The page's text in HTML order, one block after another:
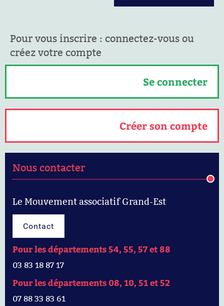
Pour vous inscrire : connectez-vous ou
créez votre compte
Se connecter
Créer son compte
Nous contacter
Le Mouvement associatif Grand-Est
Contact
Pour les départements 54, 55, 57 et 88
03 83 18 87 17
Pour les départements 08, 10, 51 et 52
07 88 33 83 61